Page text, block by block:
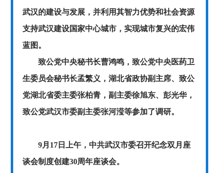
武汉的建设与发展，并利用其智力优势和社会资源
支持武汉建设国家中心城市，实现城市复兴的宏伟
蓝图。
致公党中央秘书长曹鸿鸣，致公党中央医药卫
生委员会秘书长孟繁义，湖北省政协副主席、致公
党湖北省委主委张柏青，副主委徐旭东、彭光华，
致公党武汉市委副主委张河滢等参加了调研。
9月17日上午，中共武汉市委召开纪念双月座
谈会制度创建30周年座谈会。